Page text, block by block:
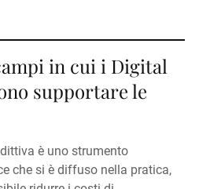
in cui i Digital
supportare le
è uno strumento
che si è diffuso nella pratica,